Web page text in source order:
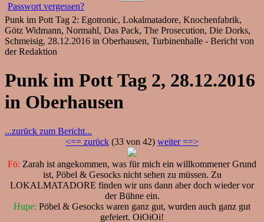
Passwort vergessen?
Punk im Pott Tag 2: Egotronic, Lokalmatadore, Knochenfabrik,
Götz Widmann, Normahl, Das Pack, The Prosecution, Die Dorks,
Schmeisig, 28.12.2016 in Oberhausen, Turbinenhalle - Bericht von
der Redaktion
Punk im Pott Tag 2, 28.12.2016
in Oberhausen
...zurück zum Bericht...
<== zurück (33 von 42) weiter ==>
Fö: Zarah ist angekommen, was für mich ein willkommener Grund
ist, Pöbel & Gesocks nicht sehen zu müssen. Zu
LOKALMATADORE finden wir uns dann aber doch wieder vor
der Bühne ein.
Hupe: Pöbel & Gesocks waren ganz gut, wurden auch ganz gut
gefeiert. OiOiOi!